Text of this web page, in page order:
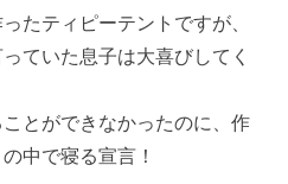
たティピーテントですが、
ていた息子は大喜びしてく
とができなかったのに、作
中で寝る宣言！